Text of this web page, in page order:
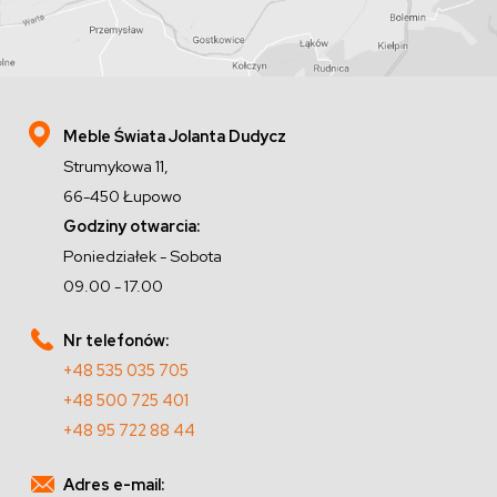
Meble Świata Jolanta Dudycz
Strumykowa 11,
66-450 Łupowo
Godziny otwarcia:
Poniedziałek - Sobota
09.00 - 17.00
Nr telefonów:
+48 535 035 705
+48 500 725 401
+48 95 722 88 44
Adres e-mail: